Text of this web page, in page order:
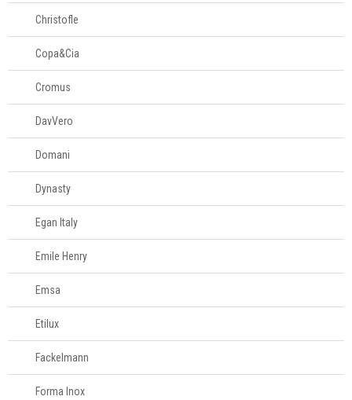
Edredons
Lençóis
Moda feminina
Roupões
Tapetes
Toalhas
Travesseiros
Móveis
Decoração
Christofle
Copa&Cia
Cromus
DavVero
Domani
Dynasty
Egan Italy
Emile Henry
Emsa
Etilux
Fackelmann
Forma Inox